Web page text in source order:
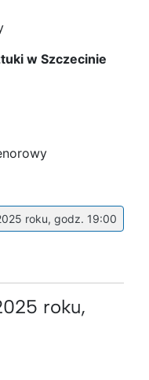
w Szczecinie
roku, godz. 19:00
roku,